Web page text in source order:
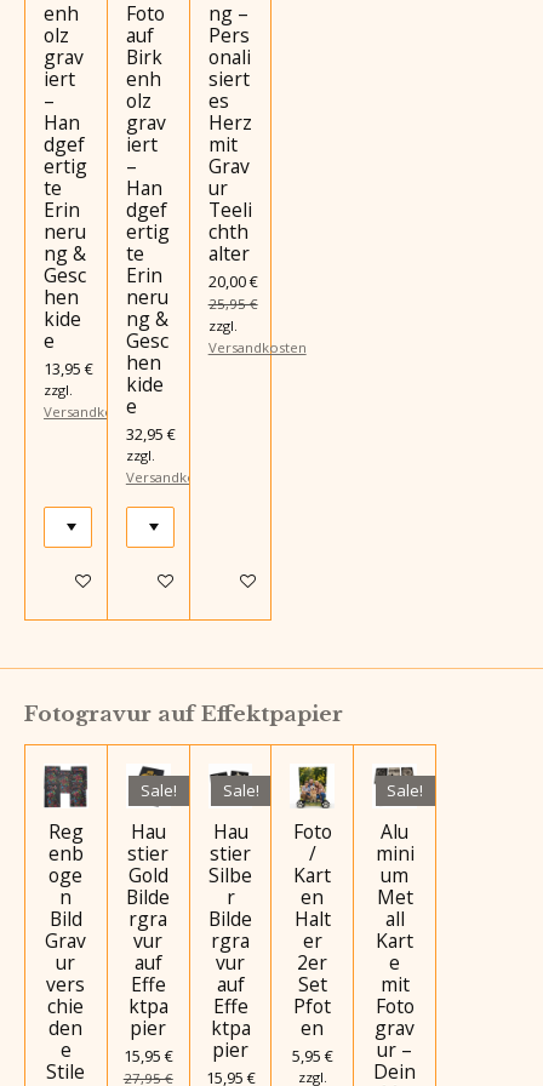
enh
olz
grav
iert
–
Han
dgef
ertig
te
Erin
neru
ng &
Gesc
hen
kide
e
13,95 €
zzgl.
Versandkosten
Details anzeigen
Foto
auf
Birk
enh
olz
grav
iert
–
Han
dgef
ertig
te
Erin
neru
ng &
Gesc
hen
kide
e
32,95 €
zzgl.
Versandkosten
Details anzeigen
ng –
Pers
onali
siert
es
Herz
mit
Grav
ur
Teeli
chth
alter
20,00 €
25,95 €
zzgl.
Versandkosten
Details anzeigen
Fotogravur auf Effektpapier
Reg
enb
oge
n
Bild
Grav
ur
vers
chie
den
e
Stile
Sale!
Hau
stier
Gold
Bilde
rgra
vur
auf
Effe
ktpa
pier
15,95 €
27,95 €
Sale!
Hau
stier
Silbe
r
Bilde
rgra
vur
auf
Effe
ktpa
pier
15,95 €
Foto
/
Kart
en
Halt
er
2er
Set
Pfot
en
5,95 €
zzgl.
Sale!
Alu
mini
um
Met
all
Kart
e
mit
Foto
grav
ur –
Dein